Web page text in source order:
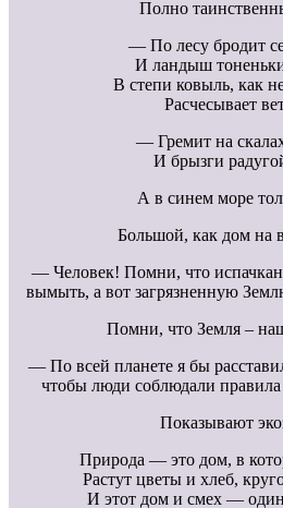
Полно
— По лесу бродит
И ландыш
В степи ковыль, как
Расчесывает
— Гремит на
И брызги
А в синем море
Большой, как дом на
— Человек! Помни, что
вымыть, а вот загрязненную
Помни, что Земля –
— По всей планете я бы
чтобы люди соблюдали
Показывают
Природа — это дом, в
Растут цветы и хлеб,
И этот дом и смех —